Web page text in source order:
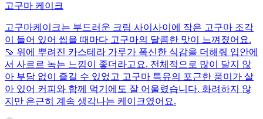
고구마 케이크
고구마케이크는 부드러운 크림 사이사이에 작은 고구마 조각
이 들어 있어 씹을 때마다 고구마의 달콤한 맛이 느껴졌어요.
🍠 위에 뿌려진 카스테라 가루가 폭신한 식감을 더해줘 입안에
서 사르르 녹는 느낌이 좋더라고요. 전체적으로 많이 달지 않
아 부담 없이 즐길 수 있었고 고구마 특유의 포근한 풍미가 살
아 있어 커피와 함께 먹기에도 잘 어울렸습니다. 화려하지 않
지만 은근히 계속 생각나는 케이크였어요.